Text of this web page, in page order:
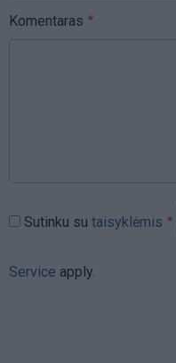
Komentaras
Sutinku su taisyklėmis
Service apply.